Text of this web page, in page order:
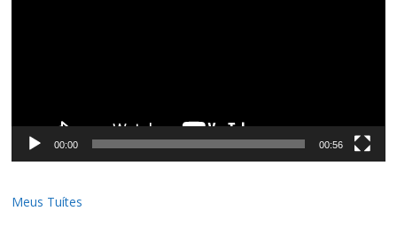
00:00 00:56
Meus Tuítes